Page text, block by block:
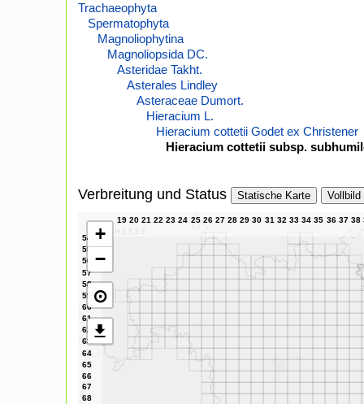
Trachaeophyta
Spermatophyta
Magnoliophytina
Magnoliopsida DC.
Asteridae Takht.
Asterales Lindley
Asteraceae Dumort.
Hieracium L.
Hieracium cottetii Godet ex Christener
Hieracium cottetii subsp.
Verbreitung und Status Statische Karte Vollbild
+
−
⊙